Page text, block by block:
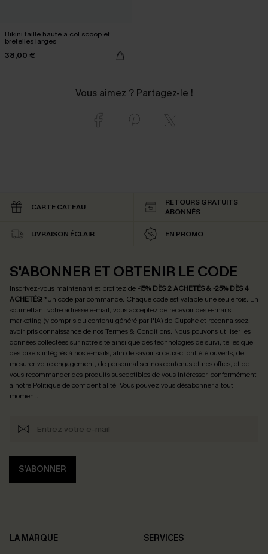
Bikini taille haute à col scoop et
bretelles larges
38,00 €
Vous aimez ? Partagez-le !
CARTE CATEAU
RETOURS GRATUITS
ABONNÉS
LIVRAISON ÉCLAIR EN PROMO
S'ABONNER ET OBTENIR LE CODE
Inscrivez-vous maintenant et profitez de -15% DÈS 2 ACHETÉS & -25% DÈS 4
ACHETÉS! *Un code par commande. Chaque code est valable une seule fois. En
soumettant votre adresse e-mail, vous acceptez de recevoir des e-mails
marketing (y compris du contenu généré par l'IA) de Cupshe et reconnaissez
avoir pris connaissance de nosTermes & Conditions. Nous pouvons utiliser les
données collectées sur notre site ainsi que des technologies de suivi, telles que
des pixels intégrés à nos e-mails, afin de savoir si ceux-ci ont été ouverts, de
mesurer votre engagement, de personnaliser nos contenus et nos offres, et de
vous recommander des produits susceptibles de vous intéresser, conformément
à notre Politique de confidentialité. Vous pouvez vous désabonner à tout
moment.
S'ABONNER
LA MARQUE
SERVICES